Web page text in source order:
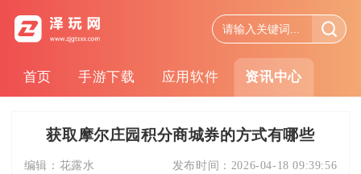
首页 手游下载 应用软件 资讯中心
获取摩尔庄园积分商城券的方式有哪些
编辑： 花露水 发布时间： 2026-04-18 09:39:56